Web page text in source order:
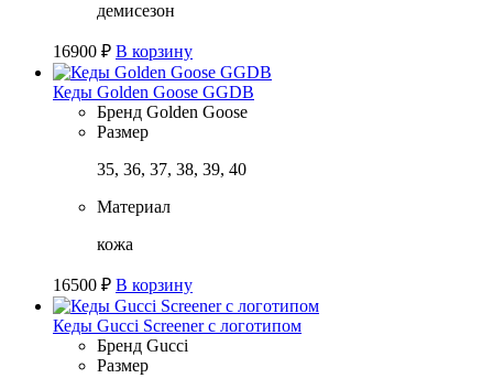
демисезон
16900 ₽ В корзину
Кеды Golden Goose GGDB
Бренд Golden Goose
Размер
35, 36, 37, 38, 39, 40
Материал
кожа
16500 ₽ В корзину
Кеды Gucci Screener с логотипом
Бренд Gucci
Размер